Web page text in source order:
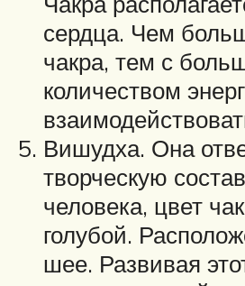
сердца. Чем
чакра, тем с
количеством
Вишудха. Она
творческую
человека, цвет
голубой.
шее. Развивая